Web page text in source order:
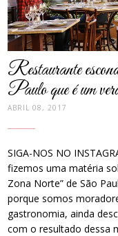
Restaurante
Paulo que é um
ABRIL 08, 2017
SIGA-NOS NO
fizemos uma matéria
Zona Norte” de São
porque somos
gastronomia, ainda
com o resultado dessa